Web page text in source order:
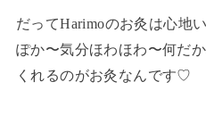
だってHarimoのお灸は心地
ぽか〜気分ほわほわ〜何だ
くれるのがお灸なんです♡